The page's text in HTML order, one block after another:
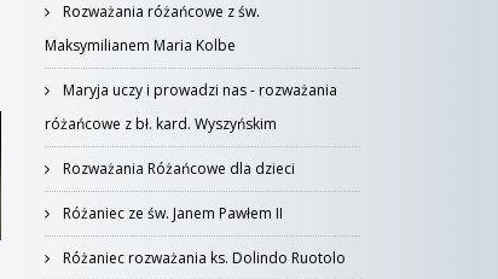
Rozważania różańcowe z św.
Maksymilianem Maria Kolbe
Maryja uczy i prowadzi nas - rozważania
różańcowe z bł. kard. Wyszyńskim
Rozważania Różańcowe dla dzieci
Różaniec ze św. Janem Pawłem II
Różaniec rozważania ks. Dolindo Ruotolo